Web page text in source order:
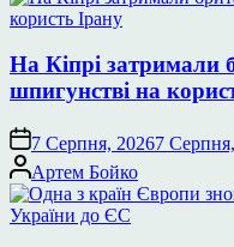
На Кіпрі затримали
шпигунстві на
7 Серпня, 20267
Опубліковано
Артем Бойко